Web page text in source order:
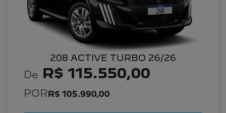
208 ACTIVE TURBO 26/26
De R$ 115.550,00
POR R$ 105.990,00